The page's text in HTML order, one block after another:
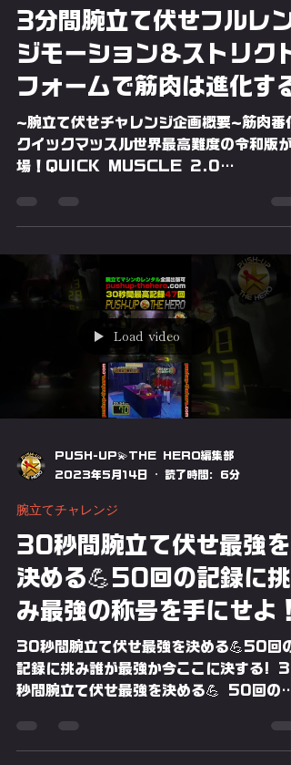
PUSH-UP💫THE HERO編集部
2024年11月4日
読了時間: 10分
腕立てチャレンジ
3分間腕立て伏せフルレン
ジモーション＆ストリクト
フォームで筋肉は進化する
~腕立て伏せチャレンジ企画概要~筋肉番
クイックマッスル世界最高難度の令和版が
ULTIMATE-Full Range Motion-
分間腕立て伏せを最も美しく最も多く行う
界最強の人類は誰だ⁉フルレンジモーショ
＆ストリクトフォームの完璧
Load video
PUSH-UP💫THE HERO編集部
2023年5月14日
読了時間: 6分
腕立てチャレンジ
30秒間腕立て伏せ最強を
決める💪​50回の記録に挑
み最強の称号を手にせよ！
30秒間腕立て伏せ最強を決める💪​50回の
記録に挑み誰が最強か今ここに決する!